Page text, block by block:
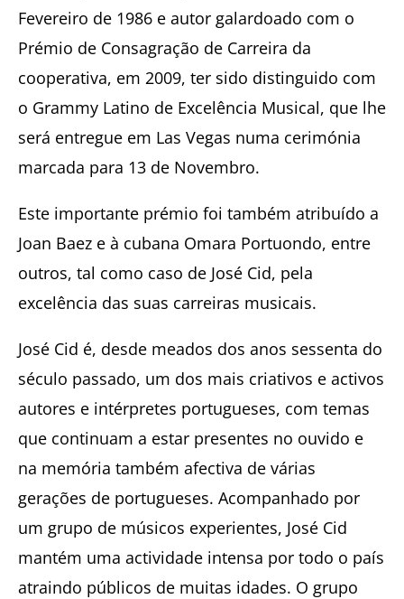
Fevereiro de 1986 e autor galardoado com o
Prémio de Consagração de Carreira da
cooperativa, em 2009, ter sido distinguido com
o Grammy Latino de Excelência Musical, que lhe
será entregue em Las Vegas numa cerimónia
marcada para 13 de Novembro.
Este importante prémio foi também atribuído a
Joan Baez e à cubana Omara Portuondo, entre
outros, tal como caso de José Cid, pela
excelência das suas carreiras musicais.
José Cid é, desde meados dos anos sessenta do
século passado, um dos mais criativos e activos
autores e intérpretes portugueses, com temas
que continuam a estar presentes no ouvido e
na memória também afectiva de várias
gerações de portugueses. Acompanhado por
um grupo de músicos experientes, José Cid
mantém uma actividade intensa por todo o país
atraindo públicos de muitas idades. O grupo